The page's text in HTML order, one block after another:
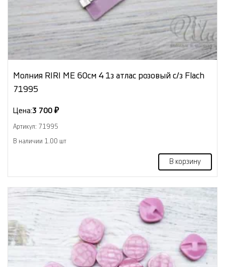
Молния RIRI МЕ 60см 4 1з атлас розовый с/з Flach
71995
Цена:3 700 ₽
Артикул: 71995
В наличии 1.00 шт
В корзину